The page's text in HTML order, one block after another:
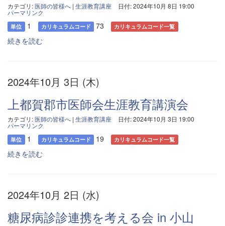
カテゴリ:医師の皆様へ | 生涯教育講座 日付: 2024年10月 8日 19:00
パーマリンク
単位 1 カリキュラムコード 73 カリキュラムコード一覧
続きを読む
2024年10月 3日 (木)
上都賀郡市医師会生涯教育講演会
カテゴリ:医師の皆様へ | 生涯教育講座 日付: 2024年10月 3日 19:00
パーマリンク
単位 1 カリキュラムコード 19 カリキュラムコード一覧
続きを読む
2024年10月 2日 (水)
糖尿病診診連携を考える会 in 小山